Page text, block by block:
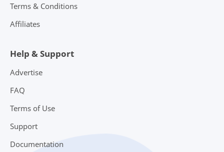
Terms & Conditions
Affiliates
Help & Support
Advertise
FAQ
Terms of Use
Support
Documentation